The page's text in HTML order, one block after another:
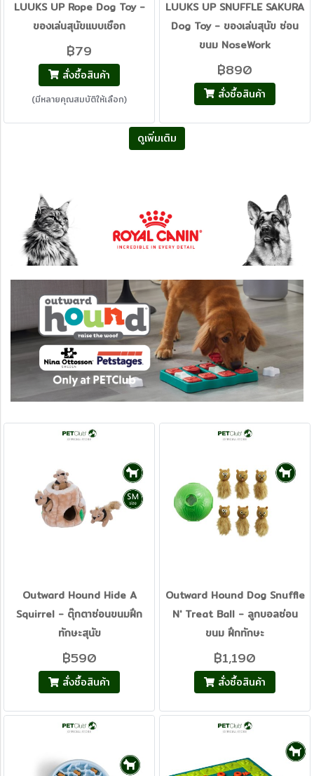
LUUKS UP Rope Dog Toy -
ของเล่นสุนัขแบบเชือก
฿79
สั่งซื้อสินค้า
(มีหลายคุณสมบัติให้เลือก)
LUUKS UP SNUFFLE SAKURA
Dog Toy - ของเล่นสุนัข ซ่อน
ขนม NoseWork
฿890
สั่งซื้อสินค้า
ดูเพิ่มเติม
Outward Hound Hide A
Squirrel - ตุ๊กตาซ่อนขนมฝึก
ทักษะสุนัข
฿590
สั่งซื้อสินค้า
Outward Hound Dog Snuffle
N' Treat Ball - ลูกบอลซ่อน
ขนม ฝึกทักษะ
฿1,190
สั่งซื้อสินค้า